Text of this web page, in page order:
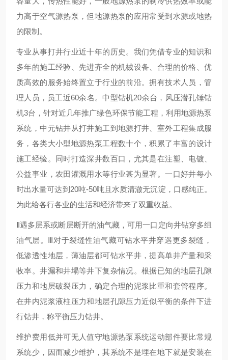
力高于空气源热泵，但地源热泵的应用常受到水源或地热
的限制。
专业从事打井行业近十年的历史。我们凭借专业的知识和
多年的施工经验、先进齐全的机械设备、合理的价格、优
质高效的服务始终置立于行业的前沿。拥有技术人员，管
理人员，员工近60余名。中型钻机20余台，风压潜孔锤钻
机3台，针对近几年推广绿色环保节能工程，利用地源热泵
系统，中元钻井从打井施工到地源打井、室外工程集成服
务，各类大小型地源热泵工程数十个，积累了丰富的设计
施工经验。同时打造深井数百口，尤其是在注塑、电镀、
公益事业，农田灌溉用水等行业甚为显著。一口好井每小
时出水量可达到20吨-50吨且水质清澈无沉淀，口感纯正。
为此给各行各业的生活和经济带来了双重收益。
Ⅱ遇多层系或断层断开的油气藏，可用一口定向井钻穿多组
油气层。Ⅲ对于裂缝性油气藏可钻水平井穿遇更多裂缝，
低渗透性地层，薄油层都可钻水平井，提高单井产量和采
收率。井漏和井塌等井下复杂情况。根据已知的地层孔隙
压力和地层破裂压力，确定合理的泥浆比重和套管程序。
在井内泥浆液柱压力和地层孔隙压力近似平衡的条件下进
行钻井，称平衡压力钻井。
维护费用低并可无人值守地源热泵系统运动部件要比常规
系统少，因而减少维护，其系统不是埋在地下就是安装在